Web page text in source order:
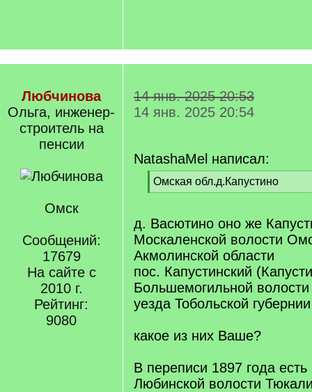
Любчинова
Ольга, инженер-
строитель на
пенсии
Омск
Сообщений:
17679
На сайте с
2010 г.
Рейтинг:
9080
14 янв. 2025 20:53
14 янв. 2025 20:54
NatashaMel написал:
[
q
Омская обл.д.Капустино
[
q
]
д. Васютино оно же
Москаленской волости
Акмолинской области
пос. Капустинский
Большемогильной волости
уезда Тобольской губернии
какое из них Ваше?
В переписи 1897 года есть
Любинской волости